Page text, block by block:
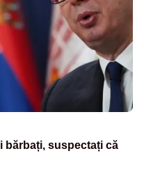
bărbați, suspectați că